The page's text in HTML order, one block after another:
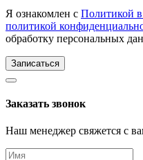
Я ознакомлен с Политикой
политикой
обработку персональных
Записаться
Заказать звонок
Наш менеджер свяжется с